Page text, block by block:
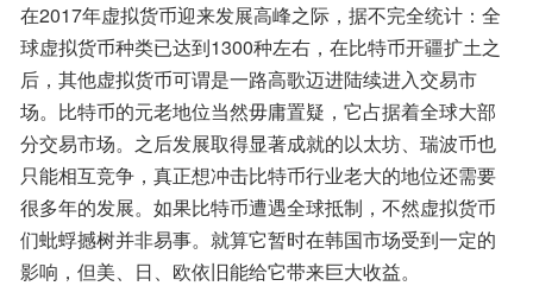
在2017年虚拟货币迎来发展高峰之际，据不完全统计：全
球虚拟货币种类已达到1300种左右，在比特币开疆扩土之
后，其他虚拟货币可谓是一路高歌迈进陆续进入交易市
场。比特币的元老地位当然毋庸置疑，它占据着全球大部
分交易市场。之后发展取得显著成就的以太坊、瑞波币也
只能相互竞争，真正想冲击比特币行业老大的地位还需要
很多年的发展。如果比特币遭遇全球抵制，不然虚拟货币
们蚍蜉撼树并非易事。就算它暂时在韩国市场受到一定的
影响，但美、日、欧依旧能给它带来巨大收益。